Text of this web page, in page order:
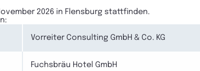
2026 in Flensburg stattfinden.
Vorreiter Consulting GmbH & Co. KG
Fuchsbräu Hotel GmbH